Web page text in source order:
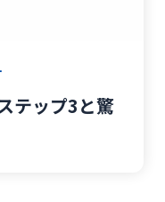
テップ3と驚